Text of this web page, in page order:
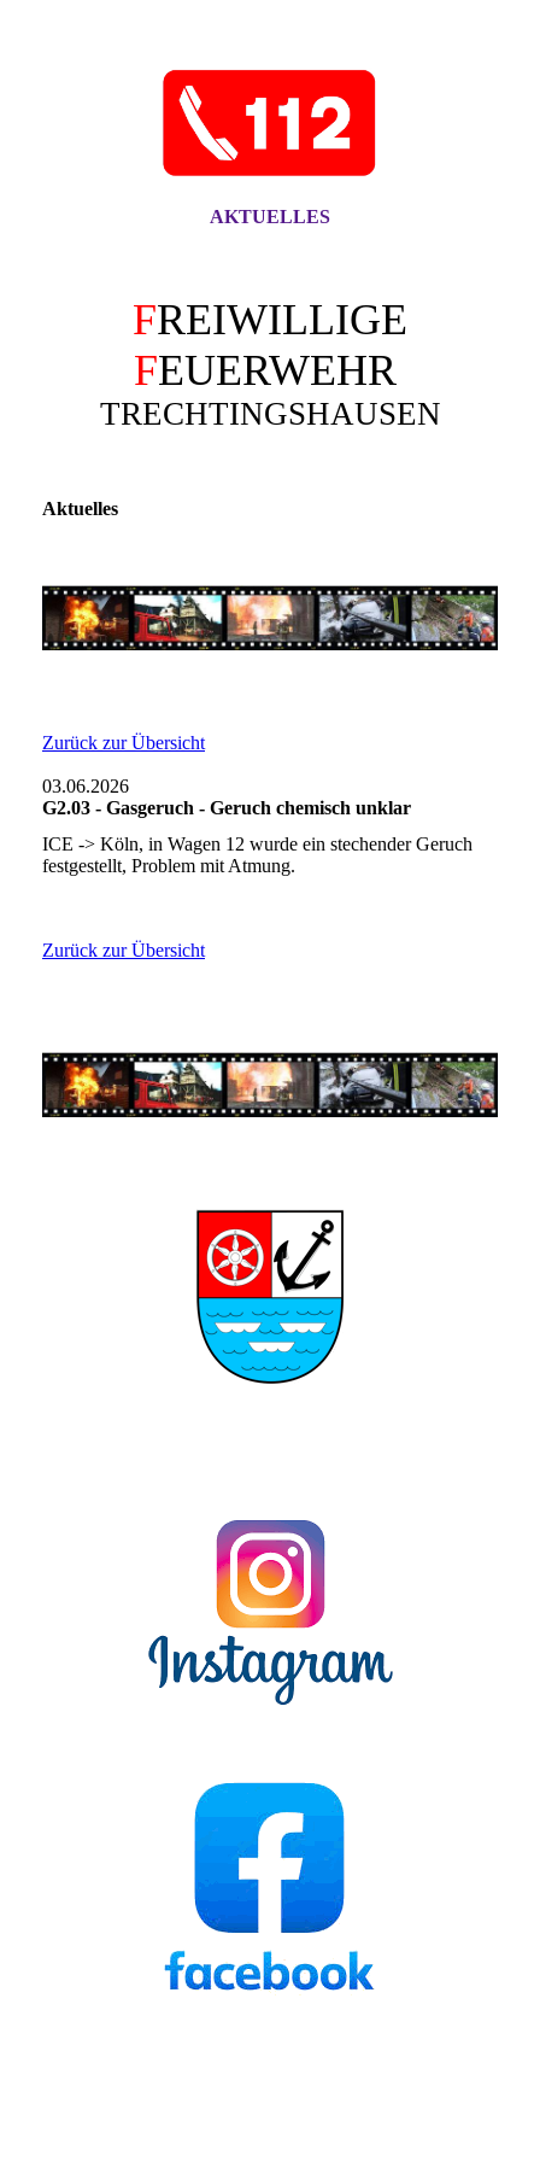
AKTUELLES
FREIWILLIGE
FEUERWEHR
TRECHTINGSHAUSEN
Aktuelles
Zurück zur Übersicht
03.06.2026
G2.03 - Gasgeruch - Geruch chemisch unklar
ICE -> Köln, in Wagen 12 wurde ein stechender Geruch
festgestellt, Problem mit Atmung.
Zurück zur Übersicht